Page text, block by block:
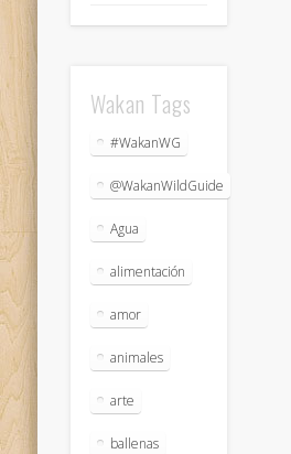
Wakan Tags
#WakanWG
@WakanWildGuide
Agua
alimentación
amor
animales
arte
ballenas